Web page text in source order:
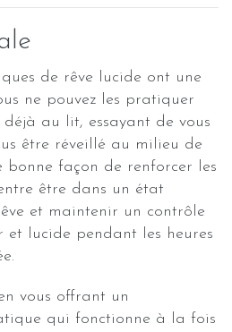
de rêve lucide ont une
ne pouvez les pratiquer
déjà au lit, essayant de vous
être réveillé au milieu de
bonne façon de renforcer les
être dans un état
et maintenir un contrôle
et lucide pendant les heures
vous offrant un
qui fonctionne à la fois